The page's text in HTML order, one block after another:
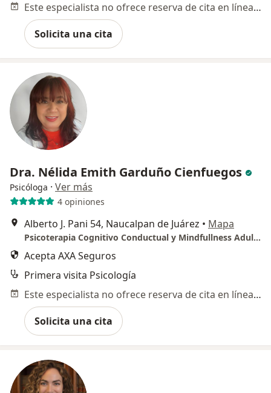
Este especialista no ofrece reserva de cita en línea en esta dirección.
Solicita una cita
Dra. Nélida Emith Garduño Cienfuegos
Psicóloga · Ver más
4 opiniones
Alberto J. Pani 54, Naucalpan de Juárez • Mapa
Psicoterapia Cognitivo Conductual y Mindfullness Adultos / Problemas de aprendizaje y conducta en Infante juvenil,
Acepta AXA Seguros
Primera visita Psicología
Este especialista no ofrece reserva de cita en línea en esta dirección.
Solicita una cita